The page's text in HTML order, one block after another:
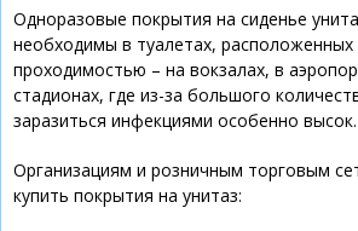
Одноразовые покрытия на сиденье
необходимы в туалетах, расположенных
проходимостью – на вокзалах, в
стадионах, где из-за большого
заразиться инфекциями особенно высок.
Организациям и розничным торговым
купить покрытия на унитаз: